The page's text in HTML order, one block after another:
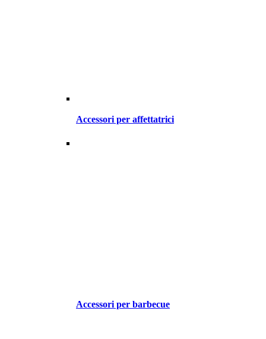
Accessori per affettatrici
Accessori per barbecue